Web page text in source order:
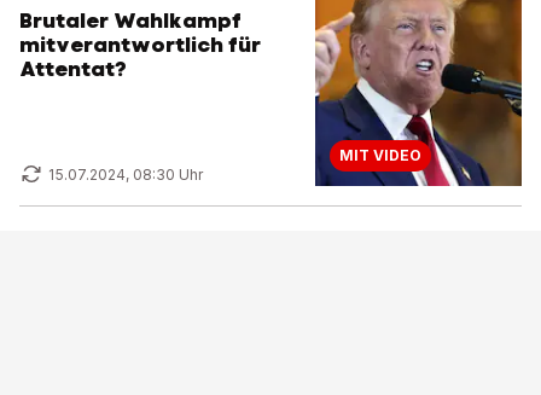
Brutaler Wahlkampf
mitverantwortlich für
Attentat?
15.07.2024, 08:30 Uhr
MIT VIDEO